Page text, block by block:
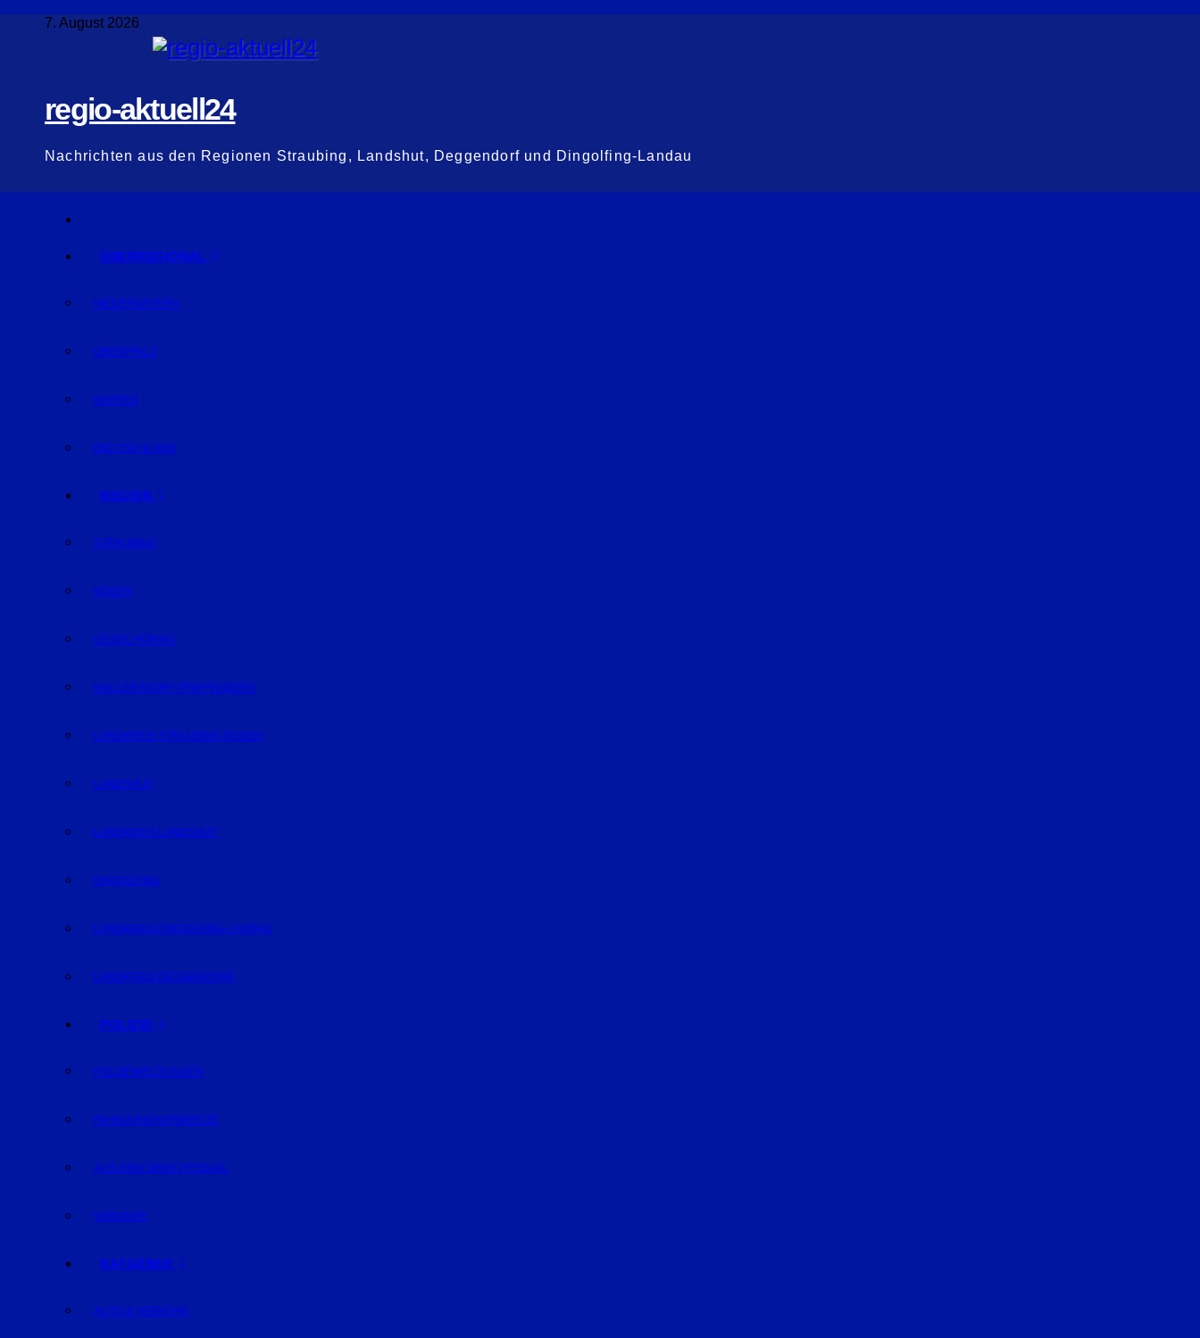
Zum
7. August 2026
regio-aktuell24
Nachrichten aus den Regionen Straubing, Landshut, Deggendorf und Dingolfing-Landau
ÜBERREGIONAL
NIEDERBAYERN
OBERPFALZ
BAYERN
DEUTSCHLAND
REGION
STRAUBING
BOGEN
GEISELHÖRING
MALLERSDORF-PFAFFENBERG
LANDKREIS STRAUBING-BOGEN
LANDSHUT
LANDKREIS LANDSHUT
DINGOLFING
LANDKREIS DINGOLFING-LANDAU
LANDKREIS DEGGENDORF
POLIZEI
POLIZEIMELDUNGEN
FAHNDUNG/VERMISSTE
AUS DEM GERICHTSSAAL
VERKEHR
RATGEBER
AUTO & VERKEHR